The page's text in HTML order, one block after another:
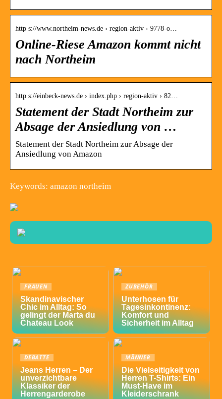
http s://www.northeim-news.de › region-aktiv › 9778-o…
Online-Riese Amazon kommt nicht
nach Northeim
http s://einbeck-news.de › index.php › region-aktiv › 82…
Statement der Stadt Northeim zur
Absage der Ansiedlung von …
Statement der Stadt Northeim zur Absage der
Ansiedlung von Amazon
Keywords: amazon northeim
FRAUEN
Skandinavischer
Chic im Alltag: So
gelingt der Marta du
Chateau Look
ZUBEHÖR
Unterhosen für
Tagesinkontinenz:
Komfort und
Sicherheit im Alltag
DEBATTE
Jeans Herren – Der
unverzichtbare
Klassiker der
Herrengarderobe
MÄNNER
Die Vielseitigkeit von
Herren T-Shirts: Ein
Must-Have im
Kleiderschrank